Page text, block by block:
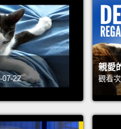
22
親愛
觀看